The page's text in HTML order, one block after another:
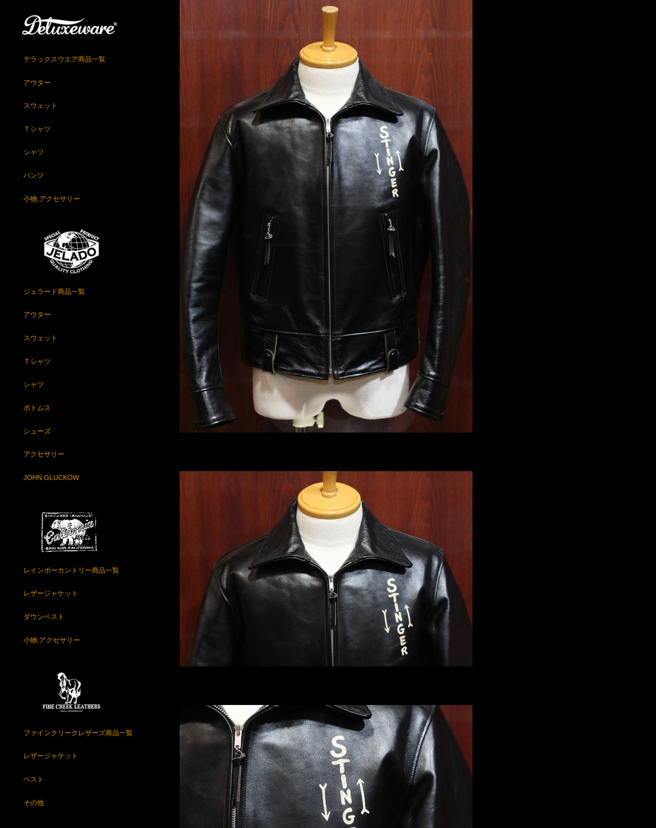
デラックスウエア商品一覧
アウター
スウェット
Ｔシャツ
シャツ
パンツ
小物,アクセサリー
ジェラード商品一覧
アウター
スウェット
Ｔシャツ
シャツ
ボトムス
シューズ
アクセサリー
JOHN GLUCKOW
レインボーカントリー商品一覧
レザージャケット
ダウンベスト
小物,アクセサリー
ファインクリークレザーズ商品一覧
レザージャケット
ベスト
その他